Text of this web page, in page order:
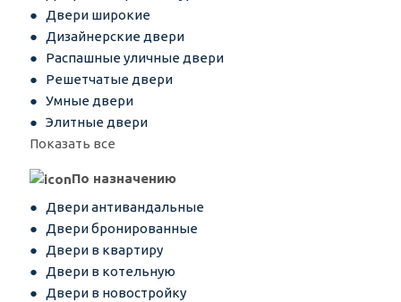
Двери широкие
Дизайнерские двери
Распашные уличные двери
Решетчатые двери
Умные двери
Элитные двери
Показать все
По назначению
Двери антивандальные
Двери бронированные
Двери в квартиру
Двери в котельную
Двери в новостройку